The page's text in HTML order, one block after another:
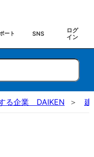
ート SNS
ログ
イン
る企業 DAIKEN 建